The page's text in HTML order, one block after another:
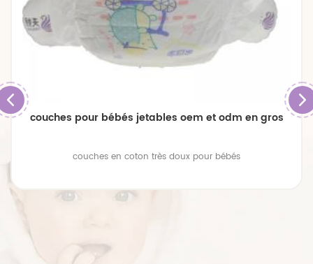
couches pour bébés jetables oem et odm en gros
couches en coton très doux pour bébés